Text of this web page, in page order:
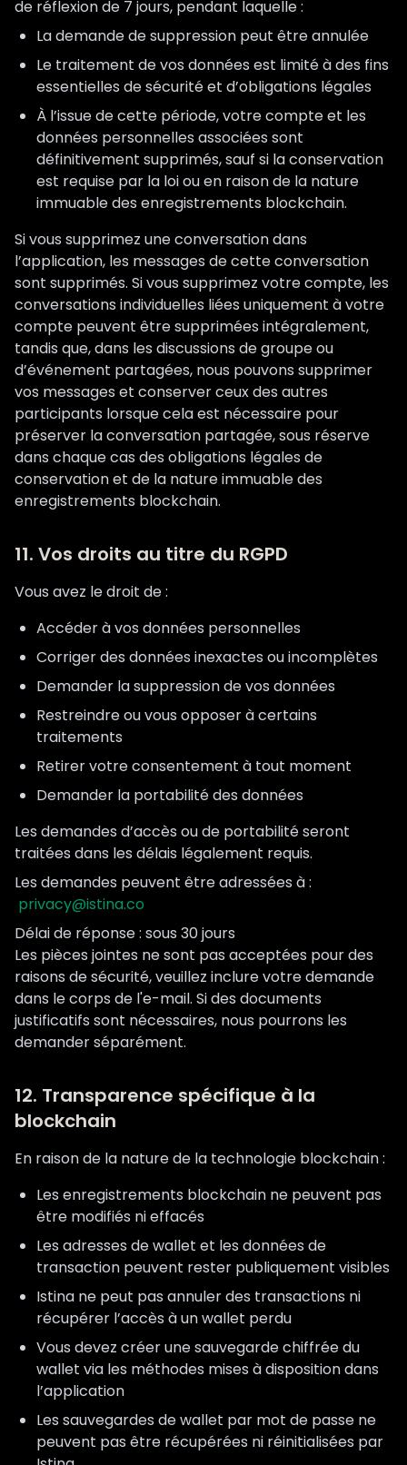
de réflexion de 7 jours, pendant laquelle :
La demande de suppression peut être annulée
Le traitement de vos données est limité à des fins
essentielles de sécurité et d’obligations légales
À l’issue de cette période, votre compte et les
données personnelles associées sont
définitivement supprimés, sauf si la conservation
est requise par la loi ou en raison de la nature
immuable des enregistrements blockchain.
Si vous supprimez une conversation dans
l’application, les messages de cette conversation
sont supprimés. Si vous supprimez votre compte, les
conversations individuelles liées uniquement à votre
compte peuvent être supprimées intégralement,
tandis que, dans les discussions de groupe ou
d’événement partagées, nous pouvons supprimer
vos messages et conserver ceux des autres
participants lorsque cela est nécessaire pour
préserver la conversation partagée, sous réserve
dans chaque cas des obligations légales de
conservation et de la nature immuable des
enregistrements blockchain.
11. Vos droits au titre du RGPD
Vous avez le droit de :
Accéder à vos données personnelles
Corriger des données inexactes ou incomplètes
Demander la suppression de vos données
Restreindre ou vous opposer à certains
traitements
Retirer votre consentement à tout moment
Demander la portabilité des données
Les demandes d’accès ou de portabilité seront
traitées dans les délais légalement requis.
Les demandes peuvent être adressées à :
privacy@istina.co
Délai de réponse : sous 30 jours
Les pièces jointes ne sont pas acceptées pour des
raisons de sécurité, veuillez inclure votre demande
dans le corps de l'e-mail. Si des documents
justificatifs sont nécessaires, nous pourrons les
demander séparément.
12. Transparence spécifique à la
blockchain
En raison de la nature de la technologie blockchain :
Les enregistrements blockchain ne peuvent pas
être modifiés ni effacés
Les adresses de wallet et les données de
transaction peuvent rester publiquement visibles
Istina ne peut pas annuler des transactions ni
récupérer l’accès à un wallet perdu
Vous devez créer une sauvegarde chiffrée du
wallet via les méthodes mises à disposition dans
l’application
Les sauvegardes de wallet par mot de passe ne
peuvent pas être récupérées ni réinitialisées par